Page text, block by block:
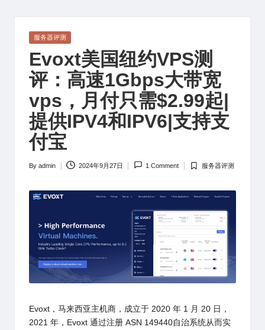
Posted
服务器评测
Evoxt美国纽约VPS测
评：高速1Gbps大带宽
vps，月付只需$2.99起|
提供IPV4和IPV6|支持支
付宝
Posted
By admin 2024年9月27日 1 Comment
Posted
服务器评测
Evoxt ，马来西亚主机商，成立于 2020 年 1 月 20 日，
2021 年，Evoxt 通过注册 ASN 149440自治系统从而实